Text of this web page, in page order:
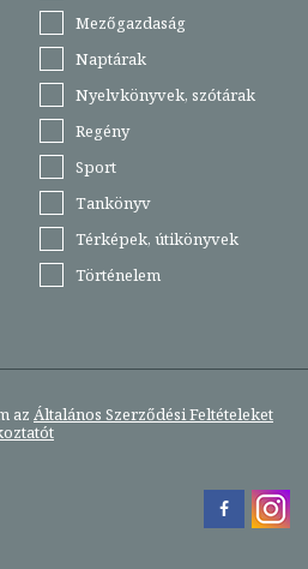
Mezőgazdaság
Naptárak
Nyelvkönyvek, szótárak
Regény
Sport
Tankönyv
Térképek, útikönyvek
Történelem
az Általános Szerződési Feltételeket